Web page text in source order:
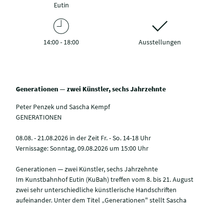
Eutin
14:00 - 18:00 Ausstellungen
Generationen — zwei Künstler, sechs Jahrzehnte
Peter Penzek und Sascha Kempf
GENERATIONEN
08.08. - 21.08.2026 in der Zeit Fr. - So. 14-18 Uhr
Vernissage: Sonntag, 09.08.2026 um 15:00 Uhr
Generationen — zwei Künstler, sechs Jahrzehnte
Im Kunstbahnhof Eutin (KuBah) treffen vom 8. bis 21. August
zwei sehr unterschiedliche künstlerische Handschriften
aufeinander. Unter dem Titel „Generationen" stellt Sascha